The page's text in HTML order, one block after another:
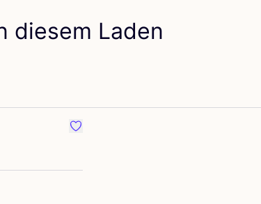
diesem Laden
Favorit VAN TRICHT